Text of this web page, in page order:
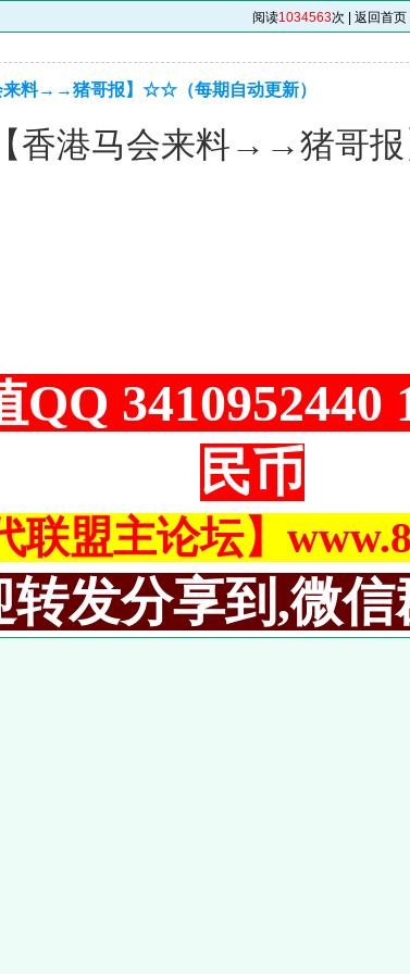
阅读1034563次 | 返回首页
来料→→猪哥报】☆☆（每期自动更新）
香港马会来料→→猪哥
QQ 3410952440
民币
联盟主论坛】
转发分享到,微信